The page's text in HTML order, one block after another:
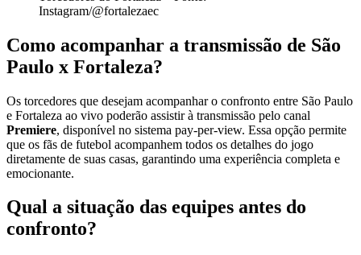
Instagram/@fortalezaec
Como acompanhar a transmissão de São
Paulo x Fortaleza?
Os torcedores que desejam acompanhar o confronto entre São Paulo
e Fortaleza ao vivo poderão assistir à transmissão pelo canal
Premiere, disponível no sistema pay-per-view. Essa opção permite
que os fãs de futebol acompanhem todos os detalhes do jogo
diretamente de suas casas, garantindo uma experiência completa e
emocionante.
Qual a situação das equipes antes do
confronto?